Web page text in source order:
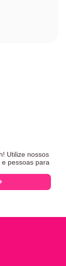
Utilize nossos
pessoas para